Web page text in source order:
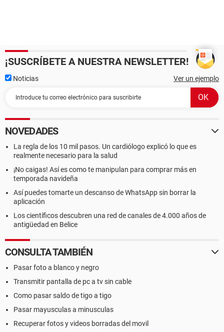
¡SUSCRÍBETE A NUESTRA NEWSLETTER!
Noticias Ver un ejemplo
NOVEDADES
La regla de los 10 mil pasos. Un cardiólogo explicó lo que es
realmente necesario para la salud
¡No caigas! Así es como te manipulan para comprar más en
temporada navideña
Así puedes tomarte un descanso de WhatsApp sin borrar la
aplicación
Los científicos descubren una red de canales de 4.000 años de
antigüedad en Belice
CONSULTA TAMBIÉN
Pasar foto a blanco y negro
Transmitir pantalla de pc a tv sin cable
Como pasar saldo de tigo a tigo
Pasar mayusculas a minusculas
Recuperar fotos y videos borradas del movil